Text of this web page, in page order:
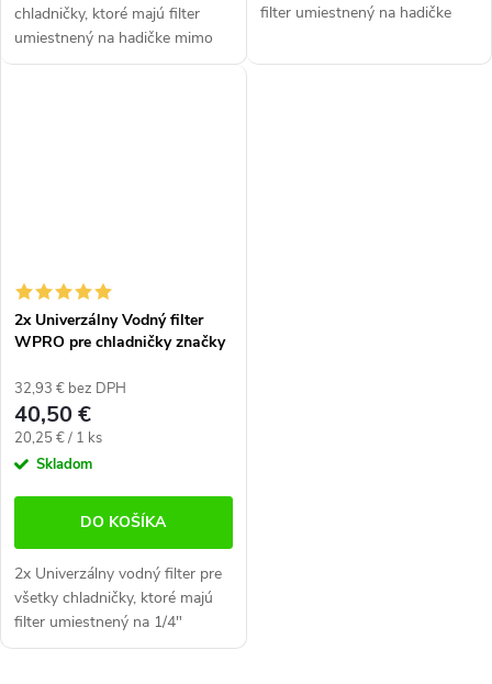
chladničky, ktoré majú filter
umiestnený na hadičke mimo
chladničku. Plnohodnotná
filter umiestnený na hadičke
Plnohodnotná náhrada
2x Univerzálny Vodný filter
WPRO pre chladničky značky
32,93 € bez DPH
40,50 €
Jednotková
cena:
20,25 € / 1 ks
Skladom
DO KOŠÍKA
2x Univerzálny vodný filter pre
všetky chladničky, ktoré majú
filter umiestnený na 1/4"
hadičke. Vhodné pre všetky